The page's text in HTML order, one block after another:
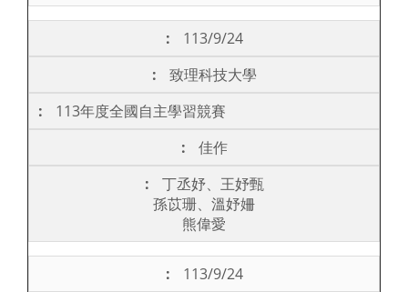
113/9/24
致理科技大學
113年度全國自主學習競賽
佳作
丁丞妤、王妤甄
孫苡珊、溫妤姍
熊偉愛
113/9/24